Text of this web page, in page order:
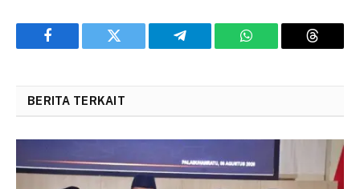
Facebook Twitter Telegram WhatsApp Threads
BERITA TERKAIT